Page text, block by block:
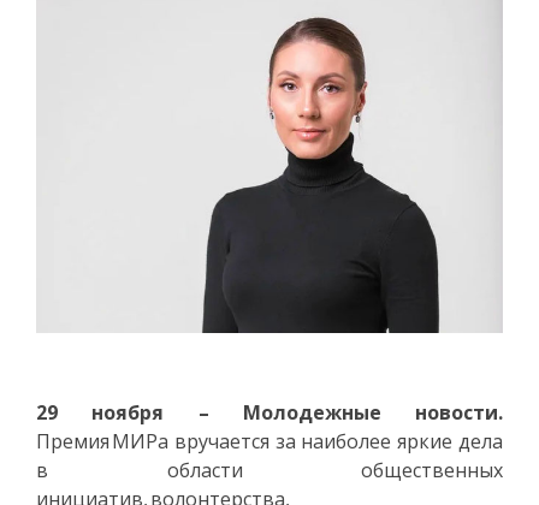
29 ноября – Молодежные новости.
Премия МИРа вручается за наиболее яркие дела
в области общественных
инициатив, волонтерства,